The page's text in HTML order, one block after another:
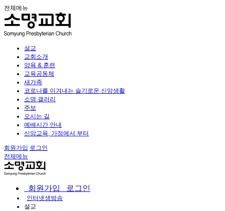
전체메뉴
설교
교회소개
양육 & 훈련
교육공동체
새가족
코로나를 이겨내는 슬기로운 신앙생활
소명 갤러리
주보
오시는 길
예배시간 안내
신앙교육, 가정에서 부터
회원가입 로그인
전체메뉴
회원가입 로그인
인터넷생방송
설교